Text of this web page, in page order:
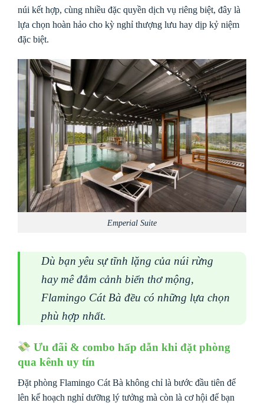
núi kết hợp, cùng nhiều đặc quyền dịch vụ riêng biệt, đây là
lựa chọn hoàn hảo cho kỳ nghỉ thượng lưu hay dịp kỷ niệm
đặc biệt.
Emperial Suite
Dù bạn yêu sự tĩnh lặng của núi rừng
hay mê đắm cảnh biển thơ mộng,
Flamingo Cát Bà đều có những lựa chọn
phù hợp nhất.
Ưu đãi & combo hấp dẫn khi đặt phòng
qua kênh uy tín
Đặt phòng Flamingo Cát Bà không chỉ là bước đầu tiên để
lên kế hoạch nghỉ dưỡng lý tưởng mà còn là cơ hội để bạn